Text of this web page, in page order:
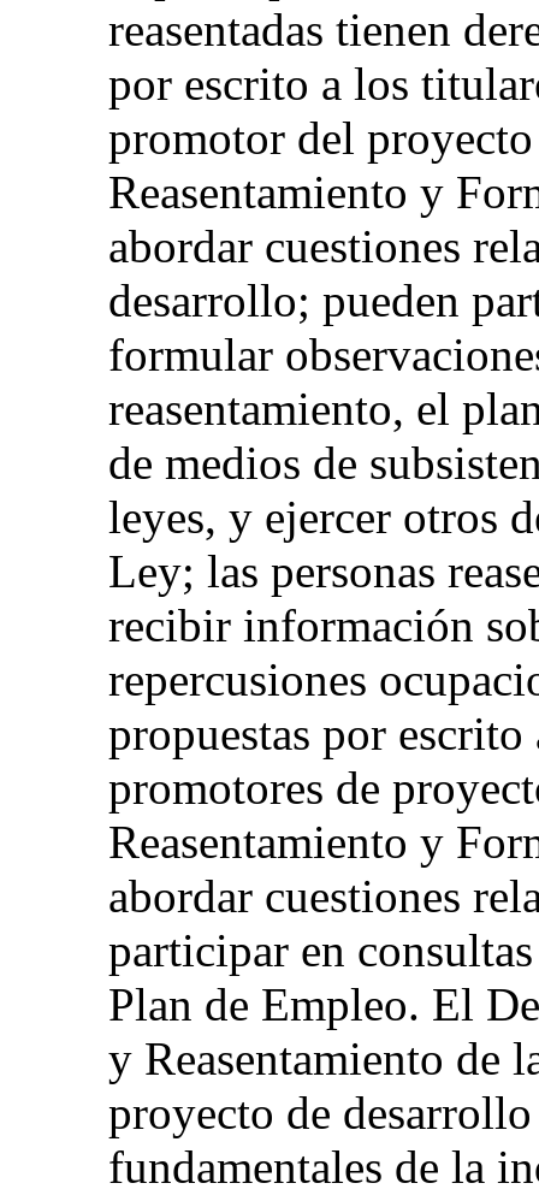
reasentadas tienen
por escrito a los
promotor del
Reasentamiento y
abordar cuestiones
desarrollo; pueden
formular
reasentamiento, el
de medios de
leyes, y ejercer otros
Ley; las personas
recibir información
repercusiones
propuestas por
promotores de
Reasentamiento y
abordar cuestiones
participar en
Plan de Empleo. El
y Reasentamiento de
proyecto de
fundamentales de la